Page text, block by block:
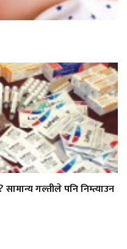
गल्तीले पनि निम्त्याउन